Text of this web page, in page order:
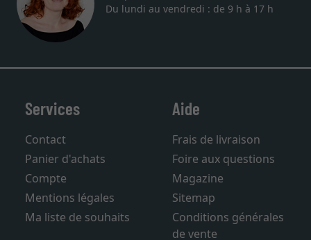
Téléphone: +33 9 73 03 61 38
Services
Contact
Panier d'achats
Compte
Mentions légales
Aide
Frais de livraison
Foire aux questions
Magazine
Sitemap
Conditions générales